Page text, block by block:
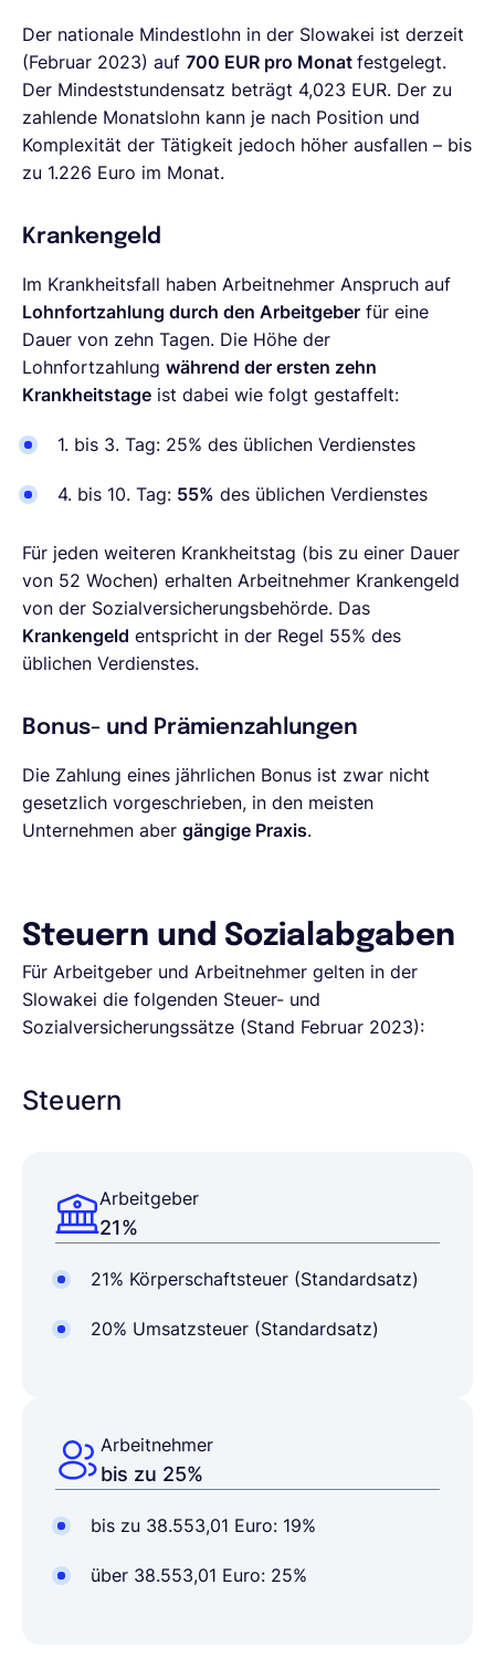
Der nationale Mindestlohn in der Slowakei ist derzeit
(Februar 2023) auf 700 EUR pro Monat festgelegt.
Der Mindeststundensatz beträgt 4,023 EUR. Der zu
zahlende Monatslohn kann je nach Position und
Komplexität der Tätigkeit jedoch höher ausfallen – bis
zu 1.226 Euro im Monat.
Krankengeld
Im Krankheitsfall haben Arbeitnehmer Anspruch auf
Lohnfortzahlung durch den Arbeitgeber für eine
Dauer von zehn Tagen. Die Höhe der
Lohnfortzahlung während der ersten zehn
Krankheitstage ist dabei wie folgt gestaffelt:
1. bis 3. Tag: 25% des üblichen Verdienstes
4. bis 10. Tag: 55% des üblichen Verdienstes
Für jeden weiteren Krankheitstag (bis zu einer Dauer
von 52 Wochen) erhalten Arbeitnehmer Krankengeld
von der Sozialversicherungsbehörde. Das
Krankengeld entspricht in der Regel 55% des
üblichen Verdienstes.
Bonus- und Prämienzahlungen
Die Zahlung eines jährlichen Bonus ist zwar nicht
gesetzlich vorgeschrieben, in den meisten
Unternehmen aber gängige Praxis.
Steuern und Sozialabgaben
Für Arbeitgeber und Arbeitnehmer gelten in der
Slowakei die folgenden Steuer- und
Sozialversicherungssätze (Stand Februar 2023):
Steuern
Arbeitgeber
21%
21% Körperschaftsteuer (Standardsatz)
20% Umsatzsteuer (Standardsatz)
Arbeitnehmer
bis zu 25%
bis zu 38.553,01 Euro: 19%
über 38.553,01 Euro: 25%